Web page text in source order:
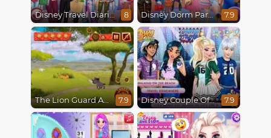
Disney Travel Diaries: City Break 8 Disney Dorm Party 7.9
The Lion Guard Assemble 7.9 Disney Couple Of The Year 7.9